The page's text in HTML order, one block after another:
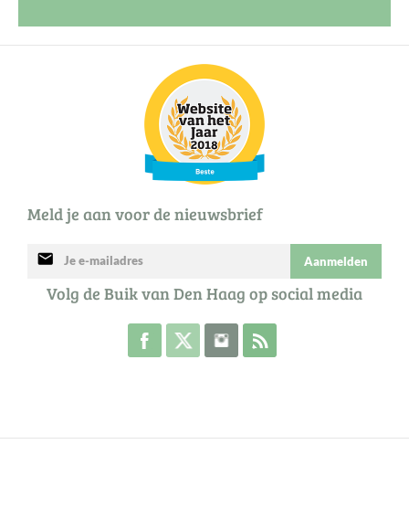
Meld je aan voor de nieuwsbrief
mail Aanmelden
Volg de Buik van Den Haag op social media
Volg de Buik op Facebook
Volg de Buik op Twitter
Volg de Buik op Instagram